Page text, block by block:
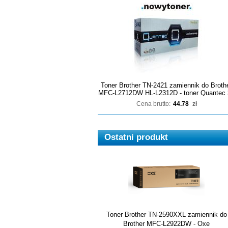
Toner Brother TN-2421 zamiennik do
MFC-L2712DW HL-L2312D - toner Quantec
Cena brutto: 44.78 zł
Ostatni produkt
Toner Brother TN-2590XXL zamiennik do
Brother MFC-L2922DW - Oxe